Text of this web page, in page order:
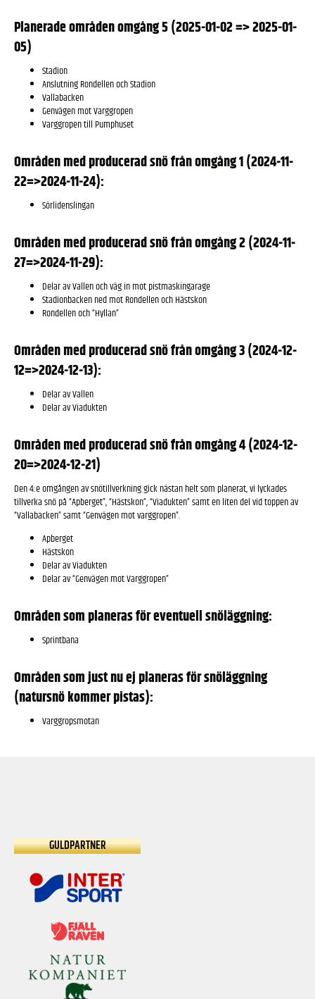
Planerade områden omgång 5 (2025-01-02 => 2025-01-
05)
Stadion
Anslutning Rondellen och Stadion
Vallabacken
Genvägen mot Varggropen
Varggropen till Pumphuset
Områden med producerad snö från omgång 1 (2024-11-
22=>2024-11-24):
Sörlidenslingan
Områden med producerad snö från omgång 2 (2024-11-
27=>2024-11-29):
Delar av Vallen och väg in mot pistmaskingarage
Stadionbacken ned mot Rondellen och Hästskon
Rondellen och “Hyllan”
Områden med producerad snö från omgång 3 (2024-12-
12=>2024-12-13):
Delar av Vallen
Delar av Viadukten
Områden med producerad snö från omgång 4 (2024-12-
20=>2024-12-21)
Den 4:e omgången av snötillverkning gick nästan helt som planerat, vi lyckades
tillverka snö på “Apberget”, “Hästskon”, “Viadukten” samt en liten del vid toppen av
“Vallabacken” samt “Genvägen mot varggropen”.
Apberget
Hästskon
Delar av Viadukten
Delar av “Genvägen mot Varggropen”
Områden som planeras för eventuell snöläggning:
Sprintbana
Områden som just nu ej planeras för snöläggning
(natursnö kommer pistas):
Varggropsmotan
GULDPARTNER